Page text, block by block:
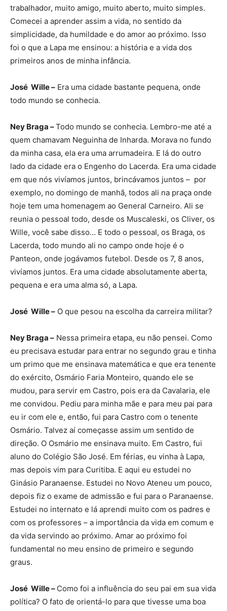
trabalhador, muito amigo, muito aberto, muito simples.
Comecei a aprender assim a vida, no sentido da
simplicidade, da humildade e do amor ao próximo. Isso
foi o que a Lapa me ensinou: a história e a vida dos
primeiros anos de minha infância.
José Wille – Era uma cidade bastante pequena, onde
todo mundo se conhecia.
Ney Braga –Todo mundo se conhecia. Lembro-me até a
quem chamavam Neguinha de Inharda. Morava no fundo
da minha casa, ela era uma arrumadeira. E lá do outro
lado da cidade era o Engenho do Lacerda. Era uma cidade
em que nós vivíamos juntos, brincávamos juntos – por
exemplo, no domingo de manhã, todos ali na praça onde
hoje tem uma homenagem ao General Carneiro. Ali se
reunia o pessoal todo, desde os Muscaleski, os Cliver, os
Wille, você sabe disso… E todo o pessoal, os Braga, os
Lacerda, todo mundo ali no campo onde hoje é o
Panteon, onde jogávamos futebol. Desde os 7, 8 anos,
vivíamos juntos. Era uma cidade absolutamente aberta,
pequena e era uma alma só, a Lapa.
José Wille – O que pesou na escolha da carreira militar?
Ney Braga – Nessa primeira etapa, eu não pensei. Como
eu precisava estudar para entrar no segundo grau e tinha
um primo que me ensinava matemática e que era tenente
do exército, Osmário Faria Monteiro, quando ele se
mudou, para servir em Castro, pois era da Cavalaria, ele
me convidou. Pediu para minha mãe e para meu pai para
eu ir com ele e, então, fui para Castro com o tenente
Osmário. Talvez aí começasse assim um sentido de
direção. O Osmário me ensinava muito. Em Castro, fui
aluno do Colégio São José. Em férias, eu vinha à Lapa,
mas depois vim para Curitiba. E aqui eu estudei no
Ginásio Paranaense. Estudei no Novo Ateneu um pouco,
depois fiz o exame de admissão e fui para o Paranaense.
Estudei no internato e lá aprendi muito com os padres e
com os professores – a importância da vida em comum e
da vida servindo ao próximo. Amar ao próximo foi
fundamental no meu ensino de primeiro e segundo
graus.
José Wille – Como foi a influência do seu pai em sua vida
política? O fato de orientá-lo para que tivesse uma boa